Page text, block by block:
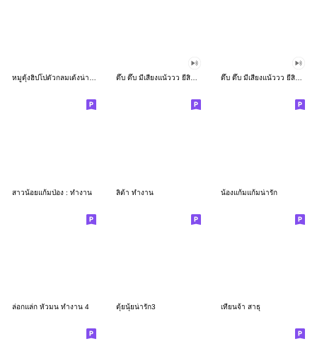
หมูดุ้งฮิปโปตัวกลมเด้งน่ารัก ดึ๊บ ดึ๊บ มีเสียงแน้ววว ยี่สิบเจ็ด ดึ๊บ ดึ๊บ มีเสียงแน้ววว ยี่สิบหก
สาวน้อยแก้มป่อง : ทำงาน ลิต้า ทำงาน น้องแก้มแก้มน่ารัก
ล่อกแล่ก หัวมน ทำงาน 4 ตุ้ยนุ้ยน่ารัก3 เทียนจ้า สาธุ